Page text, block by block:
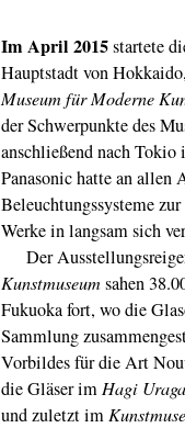
Im April 2015startete
Hauptstadt von
Museum für Moderne
der Schwerpunkte des
anschließend nach Tokio
Panasonic hatte an allen
Beleuchtungssysteme
Werke in langsam sich
Der
Kunstmuseumsahen
Fukuoka fort, wo die
Sammlung
Vorbildes für die Art
die Gläser im Hagi
und zuletzt im